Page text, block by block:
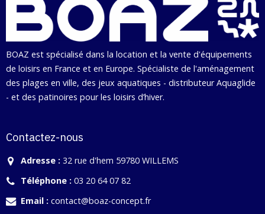
BOAZ est spécialisé dans la location et la vente d'équipements
de loisirs en France et en Europe. Spécialiste de l'aménagement
des plages en ville, des jeux aquatiques - distributeur Aquaglide
- et des patinoires pour les loisirs d’hiver.
Contactez-nous
Adresse : 32 rue d'hem 59780 WILLEMS
Téléphone : 03 20 64 07 82
Email : contact@boaz-concept.fr